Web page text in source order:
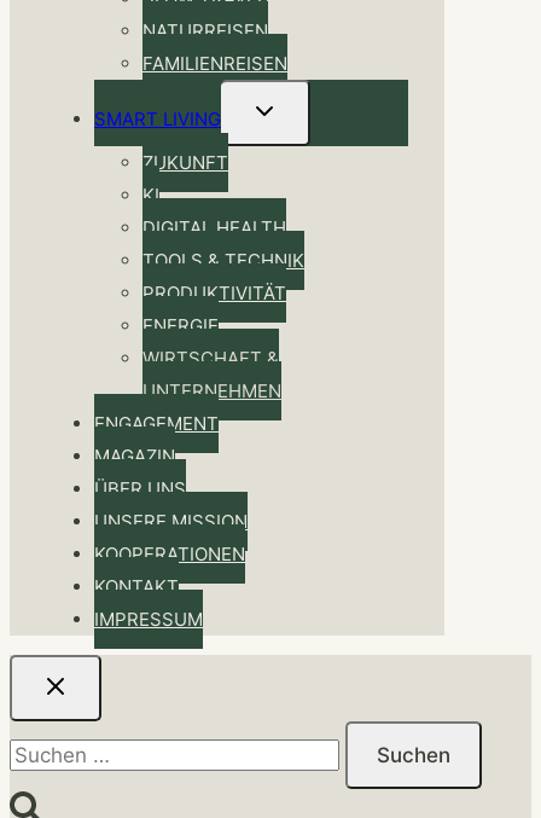
NATURREISEN
FAMILIENREISEN
SMART LIVING
Untermenü
ZUKUNFT
KI
DIGITAL HEALTH
TOOLS & TECHNIK
PRODUKTIVITÄT
ENERGIE
WIRTSCHAFT &
UNTERNEHMEN
ENGAGEMENT
MAGAZIN
ÜBER UNS
UNSERE MISSION
KOOPERATIONEN
KONTAKT
IMPRESSUM
Suchen
nach: